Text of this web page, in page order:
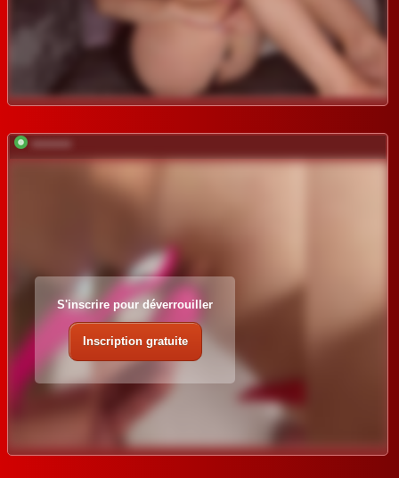
S'inscrire pour déverrouiller
Inscription gratuite